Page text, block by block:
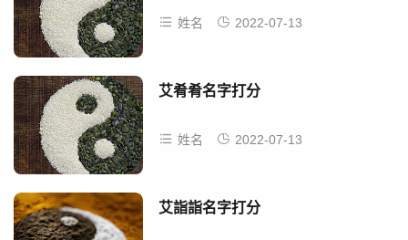
姓名 2022-07-13
艾肴肴名字打分
姓名 2022-07-13
艾詣詣名字打分